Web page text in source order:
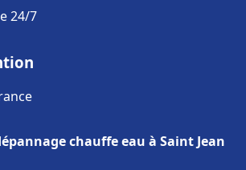
24/7
chauffe eau à Saint Jean